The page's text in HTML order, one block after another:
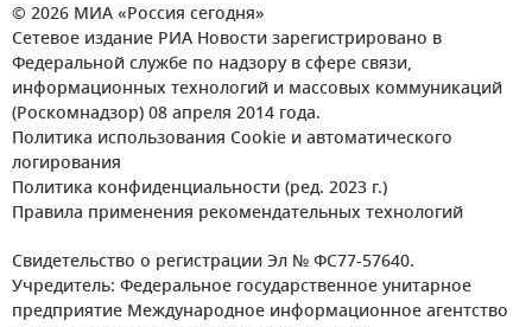
© 2026 МИА «Россия сегодня»
Сетевое издание РИА Новости зарегистрировано в
Федеральной службе по надзору в сфере связи,
информационных технологий и массовых коммуникаций
(Роскомнадзор) 08 апреля 2014 года.
Политика использования Cookie и автоматического
логирования
Политика конфиденциальности (ред. 2023 г.)
Правила применения рекомендательных технологий
Свидетельство о регистрации Эл № ФС77-57640.
Учредитель: Федеральное государственное унитарное
предприятие Международное информационное агентство